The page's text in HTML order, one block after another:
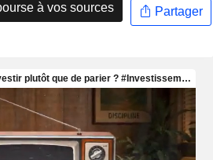
à vos sources Partager